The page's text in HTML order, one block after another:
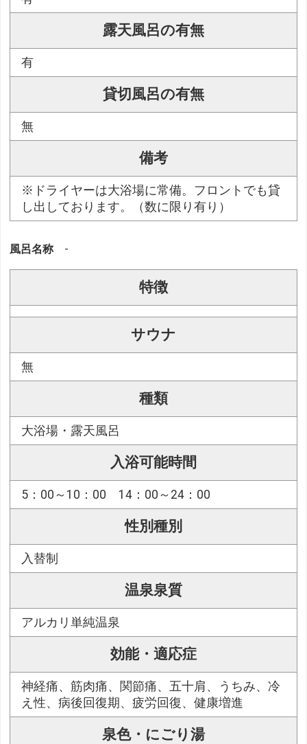
露天風呂の有無
有
貸切風呂の有無
無
備考
※ドライヤーは大浴場に常備。フロントでも貸
し出しております。（数に限り有り）
風呂名称 -
特徴
サウナ
無
種類
大浴場・露天風呂
入浴可能時間
5：00～10：00 14：00～24：00
性別種別
入替制
温泉泉質
アルカリ単純温泉
効能・適応症
神経痛、筋肉痛、関節痛、五十肩、うちみ、冷
え性、病後回復期、疲労回復、健康増進
泉色・にごり湯